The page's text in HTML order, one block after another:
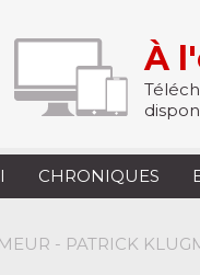
À
CHRONIQUES
- PATRICK